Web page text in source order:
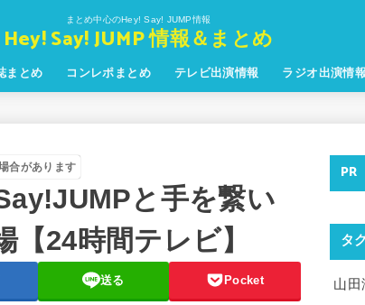
まとめ中心のHey! Say! JUMP情報
Hey! Say! JUMP 情報＆まとめ
まとめ コンレポまとめ テレビ出演情報 ラジオ出演情報
合があります
と手を繋い
24時間テレビ】
送る Pocket
PR
タ
山田